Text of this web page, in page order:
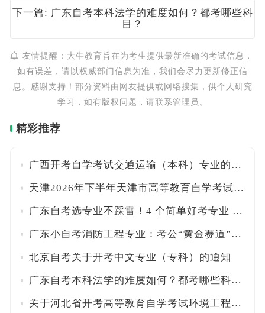
下一篇: 广东自考本科法学的难度如何？都考哪些科
目？
友情提醒：大牛教育旨在为考生提供最新准确的考试信息，
如有误差，请以权威部门信息为准，我们会尽力更新修正信
息。感谢支持！部分资料由网友提供或网络搜集，供个人研究
学习，如有版权问题，请联系管理员。
精彩推荐
广西开考自学考试交通运输（本科）专业的公告
天津2026年下半年天津市高等教育自学考试专业一览表
广东自考选专业不踩雷！4 个简单好考专业 + 科目搭配方案
广东小自考消防工程专业：考公“黄金赛道”，免考数学英语
北京自考关于开考中文专业（专科）的通知
广东自考本科法学的难度如何？都考哪些科目？
关于河北省开考高等教育自学考试环境工程（本科）专业的公告